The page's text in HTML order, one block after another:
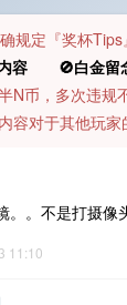
规定『奖杯Tips
容 🚫白金
N币，多次违规
容对于其他玩
。。不是打摄像
11:10